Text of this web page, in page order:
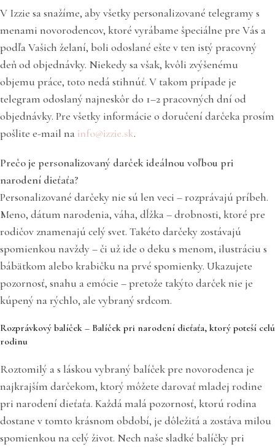
V Izzie sa snažíme, aby všetky personalizované telegramy s
menami novorodencov, ktoré vyrábame špeciálne pre Vás a
podľa Vašich želaní, boli odoslané ešte v ten istý pracovný
deň od objednávky. Niekedy sa však, kvôli zvýšenému
objemu práce, toto nedá stihnúť. V takom prípade je
telegram odoslaný najneskôr do 1–2 pracovných dní od
objednávky. Pre všetky informácie o doručení darčeka prosím
pošlite e-mail na info@izzie.sk.
Prečo je personalizovaný darček ideálnou voľbou pri
narodení dieťaťa?
Personalizované darčeky nie sú len veci – rozprávajú príbeh.
Meno, dátum narodenia, váha, dĺžka – drobnosti, ktoré pre
rodičov znamenajú celý svet. Takéto darčeky zostávajú
spomienkou navždy – či už ide o deku s menom, ilustráciu s
bábätkom alebo krabičku na prvé spomienky. Ukazujete
pozornosť, snahu a emócie – pretože takýto darček nie je
kúpený na rýchlo, ale vybraný srdcom.
Rozprávkový balíček – Balíček pri narodení dieťaťa, ktorý poteší celú
rodinu
Roztomilý a s láskou vybraný balíček pre novorodenca je
najkrajším darčekom, ktorý môžete darovať mladej rodine
pri narodení dieťaťa. Každá malá pozornosť, ktorú rodina
dostane v tomto krásnom období, je dôležitá a zostáva milou
spomienkou na celý život. Nech naše sladké balíčky pri